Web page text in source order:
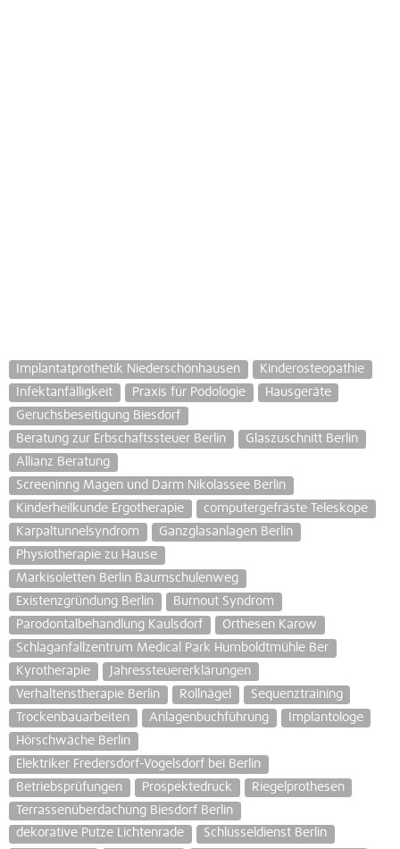
Implantatprothetik Niederschönhausen
Kinderosteopathie
Infektanfälligkeit
Praxis für Podologie
Hausgeräte
Geruchsbeseitigung Biesdorf
Beratung zur Erbschaftssteuer Berlin
Glaszuschnitt Berlin
Allianz Beratung
Screeninng Magen und Darm Nikolassee Berlin
Kinderheilkunde Ergotherapie
computergefräste Teleskope
Karpaltunnelsyndrom
Ganzglasanlagen Berlin
Physiotherapie zu Hause
Markisoletten Berlin Baumschulenweg
Existenzgründung Berlin
Burnout Syndrom
Parodontalbehandlung Kaulsdorf
Orthesen Karow
Schlaganfallzentrum Medical Park Humboldtmühle Ber
Kyrotherapie
Jahressteuererklärungen
Verhaltenstherapie Berlin
Rollnägel
Sequenztraining
Trockenbauarbeiten
Anlagenbuchführung
Implantologe
Hörschwäche Berlin
Elektriker Fredersdorf-Vogelsdorf bei Berlin
Betriebsprüfungen
Prospektedruck
Riegelprothesen
Terrassenüberdachung Biesdorf Berlin
dekorative Putze Lichtenrade
Schlüsseldienst Berlin